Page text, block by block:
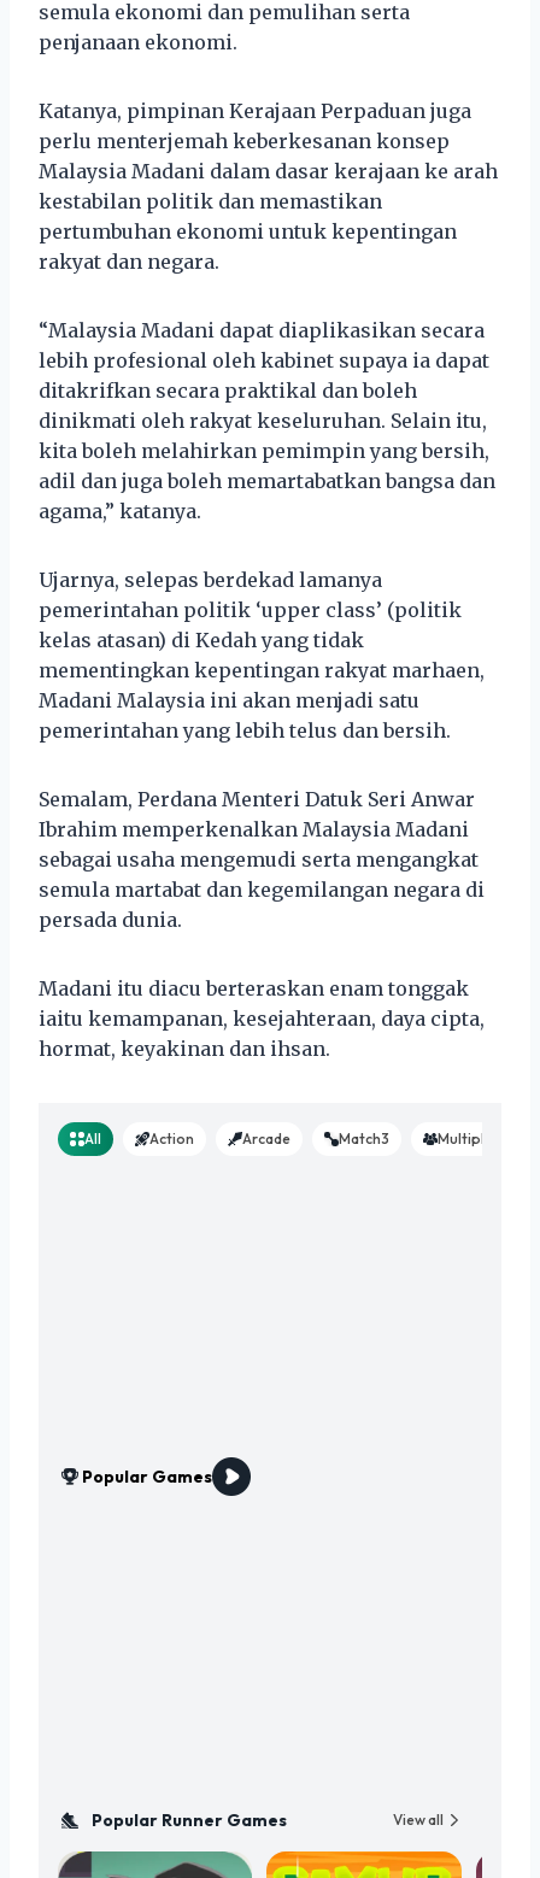
semula ekonomi dan pemulihan serta
penjanaan ekonomi.
Katanya, pimpinan Kerajaan Perpaduan juga
perlu menterjemah keberkesanan konsep
Malaysia Madani dalam dasar kerajaan ke arah
kestabilan politik dan memastikan
pertumbuhan ekonomi untuk kepentingan
rakyat dan negara.
“Malaysia Madani dapat diaplikasikan secara
lebih profesional oleh kabinet supaya ia dapat
ditakrifkan secara praktikal dan boleh
dinikmati oleh rakyat keseluruhan. Selain itu,
kita boleh melahirkan pemimpin yang bersih,
adil dan juga boleh memartabatkan bangsa dan
agama,” katanya.
Ujarnya, selepas berdekad lamanya
pemerintahan politik ‘upper class’ (politik
kelas atasan) di Kedah yang tidak
mementingkan kepentingan rakyat marhaen,
Madani Malaysia ini akan menjadi satu
pemerintahan yang lebih telus dan bersih.
Semalam, Perdana Menteri Datuk Seri Anwar
Ibrahim memperkenalkan Malaysia Madani
sebagai usaha mengemudi serta mengangkat
semula martabat dan kegemilangan negara di
persada dunia.
Madani itu diacu berteraskan enam tonggak
iaitu kemampanan, kesejahteraan, daya cipta,
hormat, keyakinan dan ihsan.